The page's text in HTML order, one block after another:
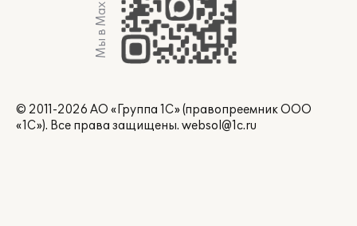
Мы в Max
© 2011-2026 АО «Группа 1С» (правопреемник ООО
«1С»). Все права защищены. websol@1c.ru